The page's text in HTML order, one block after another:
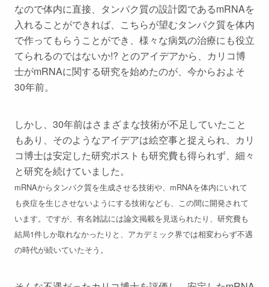
なので体内に直接、タンパク質の設計図であるmRNAを
入れることができれば、こちらが望むタンパク質を体内
で作ってもらうことができ、様々な病気の治療にも役立
てられるのではないか!? とのアイデアから、カリコ博
士がmRNAに関する研究を始めたのが、今からおよそ
30年前。
しかし、30年前はさまざまな技術が不足していたこと
もあり、そのようなアイデアは絵空事と捉えられ、カリ
コ博士は安定した研究ポストも研究費も得られず、細々
と研究を続けていました。
mRNAからタンパク質を生成させる技術や、mRNAを体内にいれて
も炎症を生じさせないようにする技術なども、この間に開発されて
います。ですが、有名雑誌には論文掲載を見送られたり、研究費も
結局1件しか取れなかったりと、アカデミック界では相変わらず不遇
の時代が続いていたそう。